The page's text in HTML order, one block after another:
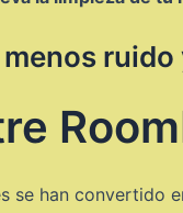
han convertido